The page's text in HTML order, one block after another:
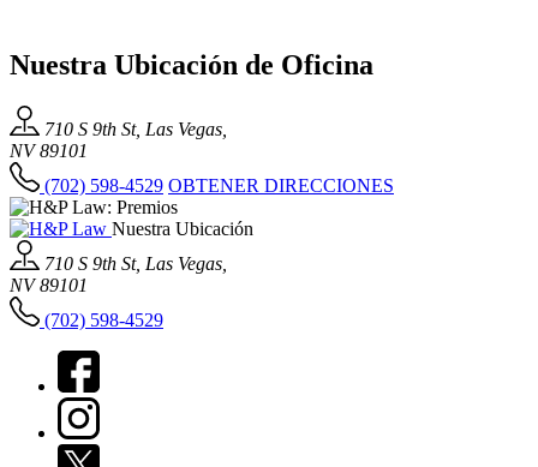
Nuestra Ubicación de Oficina
710 S 9th St, Las Vegas,
NV 89101
(702) 598-4529 OBTENER DIRECCIONES
Nuestra Ubicación
710 S 9th St, Las Vegas,
NV 89101
(702) 598-4529